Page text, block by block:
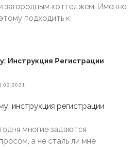
загородным коттеджем. Именно
подходить к
Инструкция Регистрации
многие задаются
а не сталь ли мне